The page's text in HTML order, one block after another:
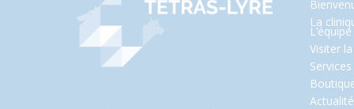
La
L’équipe
Visiter
Services